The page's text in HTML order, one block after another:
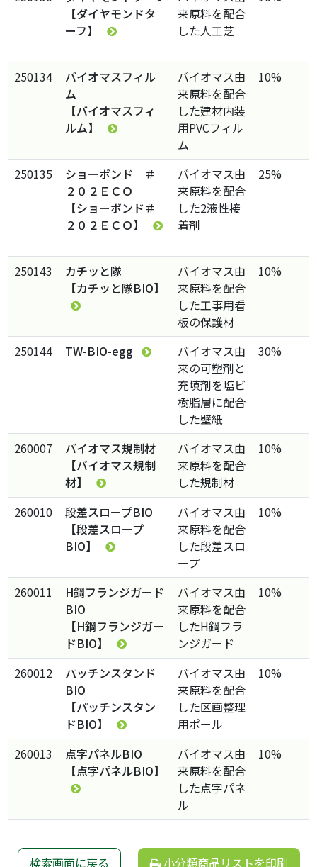
【ダイヤモンドタ
ーフ】
来原料を配合
した人工芝
250134
バイオマスフィル
ム
【バイオマスフィ
ルム】
バイオマス由
来原料を配合
した建材内装
用PVCフィル
ム
10%
250135
ショーボンド ＃
２０２ＥＣＯ
【ショーボンド＃
２０２ＥＣＯ】
バイオマス由
来原料を配合
した2液性接
着剤
25%
250143
カチッと隊
【カチッと隊BIO】
バイオマス由
来原料を配合
した工事用看
板の保護材
10%
250144 TW-BIO-egg
バイオマス由
来の可塑剤と
充填剤を塩ビ
樹脂層に配合
した壁紙
30%
260007
バイオマス規制材
【バイオマス規制
材】
バイオマス由
来原料を配合
した規制材
10%
260010
段差スロープBIO
【段差スロープ
BIO】
バイオマス由
来原料を配合
した段差スロ
ープ
10%
260011
H鋼フランジガード
BIO
【H鋼フランジガー
ドBIO】
バイオマス由
来原料を配合
したH鋼フラ
ンジガード
10%
260012
パッチンスタンド
BIO
【パッチンスタン
ドBIO】
バイオマス由
来原料を配合
した区画整理
用ポール
10%
260013
点字パネルBIO
【点字パネルBIO】
バイオマス由
来原料を配合
した点字パネ
ル
10%
検索画面に戻る 小分類商品リストを印刷